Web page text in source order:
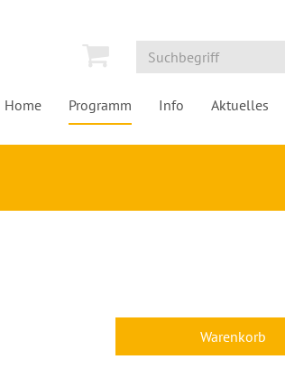
Home Programm Info Aktuelles
Warenkorb